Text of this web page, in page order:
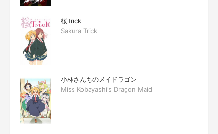
桜Trick
Sakura Trick
小林さんちのメイドラゴン
Miss Kobayashi's Dragon Maid